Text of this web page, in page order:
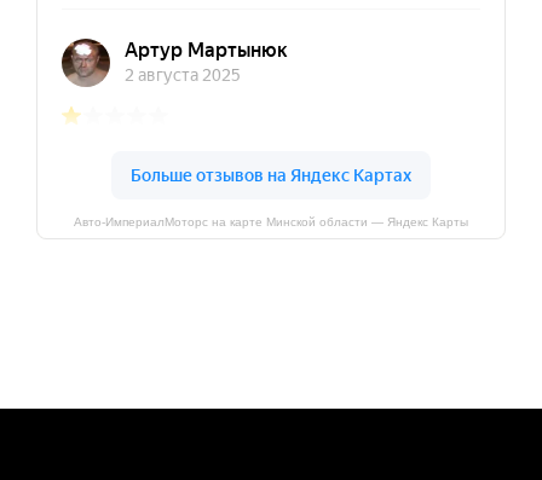
Авто-ИмпериалМоторс на карте Минской области — Яндекс Карты